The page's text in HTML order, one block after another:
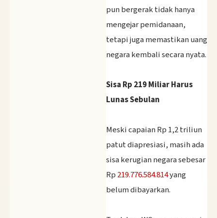
pun bergerak tidak hanya
mengejar pemidanaan,
tetapi juga memastikan uang
negara kembali secara nyata.
Sisa Rp 219 Miliar Harus
Lunas Sebulan
‎Meski capaian Rp 1,2 triliun
patut diapresiasi, masih ada
sisa kerugian negara sebesar
Rp 219.776.584.814yang
belum dibayarkan.